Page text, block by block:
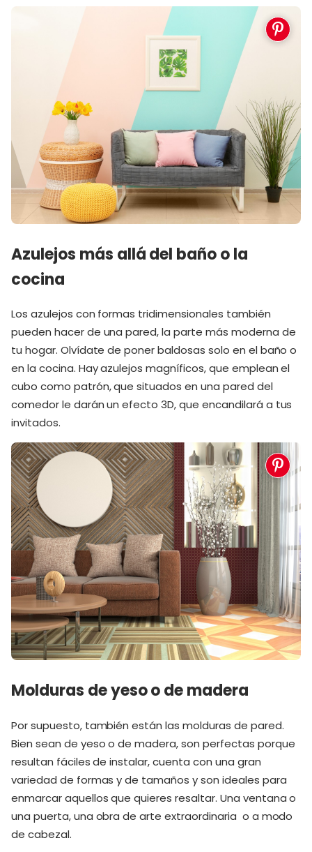
Azulejos más allá del baño o la
cocina
Los azulejos con formas tridimensionales también
pueden hacer de una pared, la parte más moderna de
tu hogar. Olvídate de poner baldosas solo en el baño o
en la cocina. Hay azulejos magníficos, que emplean el
cubo como patrón, que situados en una pared del
comedor le darán un efecto 3D, que encandilará a tus
invitados.
Molduras de yeso o de madera
Por supuesto, también están las molduras de pared.
Bien sean de yeso o de madera, son perfectas porque
resultan fáciles de instalar, cuenta con una gran
variedad de formas y de tamaños y son ideales para
enmarcar aquellos que quieres resaltar. Una ventana o
una puerta, una obra de arte extraordinaria o a modo
de cabezal.